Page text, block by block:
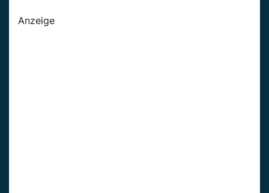
Anzeige